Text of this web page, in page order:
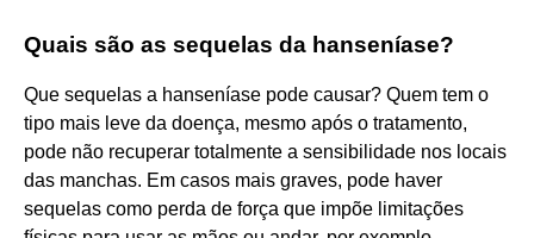
Quais são as sequelas da hanseníase?
Que sequelas a hanseníase pode causar? Quem tem o
tipo mais leve da doença, mesmo após o tratamento,
pode não recuperar totalmente a sensibilidade nos locais
das manchas. Em casos mais graves, pode haver
sequelas como perda de força que impõe limitações